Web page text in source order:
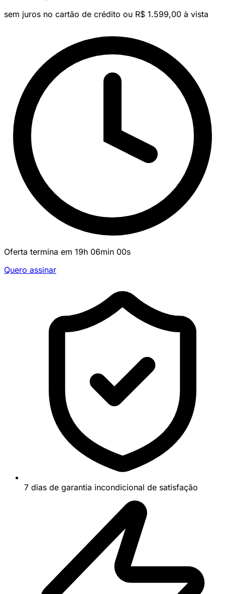
sem juros no cartão de crédito ou R$ 1.599,00 à vista
Oferta termina em 19h 06min 00s
Quero assinar
7 dias de garantia incondicional de satisfação